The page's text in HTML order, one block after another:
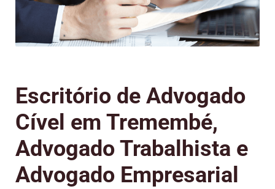
Escritório de Advogado
Cível em Tremembé,
Advogado Trabalhista e
Advogado Empresarial